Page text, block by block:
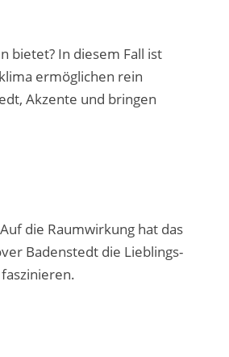
bietet? In diesem Fall ist
ermöglichen rein
Akzente und bringen
die Raumwirkung hat das
Badenstedt die Lieblings-